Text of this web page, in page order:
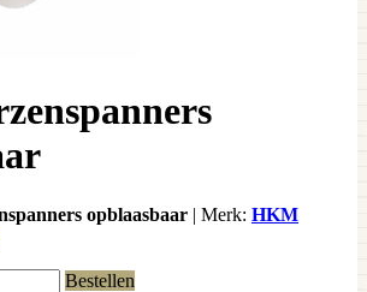
opblaasbaar | Merk: HKM
Bestellen